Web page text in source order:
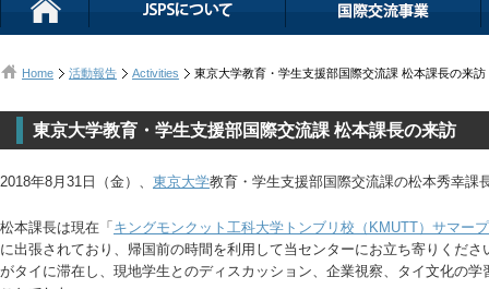
Home 活動報告 Activities 東京大学教育・学生支援部国際交流課 松本課長の来訪
東京大学教育・学生支援部国際交流課 松本課長の来訪
2018年8月31日（金）、 東京大学教育・学生支援部国際交流課の松本秀幸課
松本課長は現在「 キングモンクット工科大学トンブリ校（KMUTT）サマー
に出張されており、帰国前の時間を利用して当センターにお立ち寄りくだ
がタイに滞在し、現地学生とのディスカッション、企業視察、タイ文化の